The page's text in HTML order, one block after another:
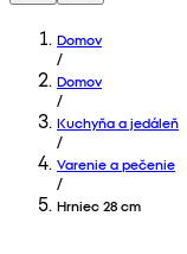
Domov
/
Domov
/
Kuchyňa a jedáleň
/
Varenie a pečenie
/
Hrniec 28 cm